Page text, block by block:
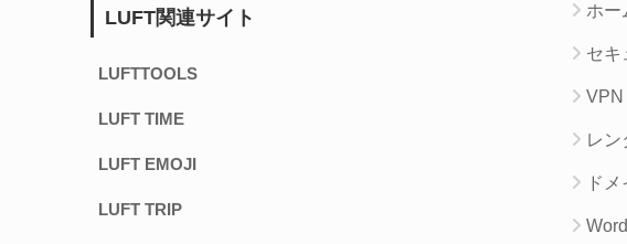
LUFT関連サイト
LUFTTOOLS
LUFT TIME
LUFT EMOJI
LUFT TRIP
ホー
セキ
VPN
レン
ド